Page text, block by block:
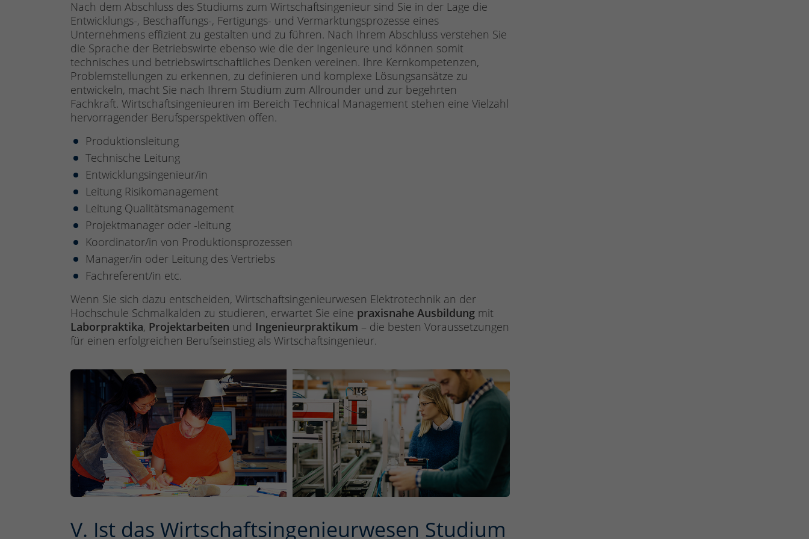
Nach dem Abschluss des Studiums zum Wirtschaftsingenieur sind Sie in der Lage die
Entwicklungs-, Beschaffungs-, Fertigungs- und Vermarktungsprozesse eines
Unternehmens effizient zu gestalten und zu führen. Nach Ihrem Abschluss verstehen Sie
die Sprache der Betriebswirte ebenso wie die der Ingenieure und können somit
technisches und betriebswirtschaftliches Denken vereinen. Ihre Kernkompetenzen,
Problemstellungen zu erkennen, zu definieren und komplexe Lösungsansätze zu
entwickeln, macht Sie nach Ihrem Studium zum Allrounder und zur begehrten
Fachkraft. Wirtschaftsingenieuren im Bereich Technical Management stehen eine Vielzahl
hervorragender Berufsperspektiven offen.
Produktionsleitung
Technische Leitung
Entwicklungsingenieur/in
Leitung Risikomanagement
Leitung Qualitätsmanagement
Projektmanager oder -leitung
Koordinator/in von Produktionsprozessen
Manager/in oder Leitung des Vertriebs
Fachreferent/in etc.
Wenn Sie sich dazu entscheiden, Wirtschaftsingenieurwesen Elektrotechnik an der
Hochschule Schmalkalden zu studieren, erwartet Sie eine praxisnahe Ausbildung mit
Laborpraktika, Projektarbeiten und Ingenieurpraktikum – die besten Voraussetzungen
für einen erfolgreichen Berufseinstieg als Wirtschaftsingenieur.
V. Ist das Wirtschaftsingenieurwesen Studium